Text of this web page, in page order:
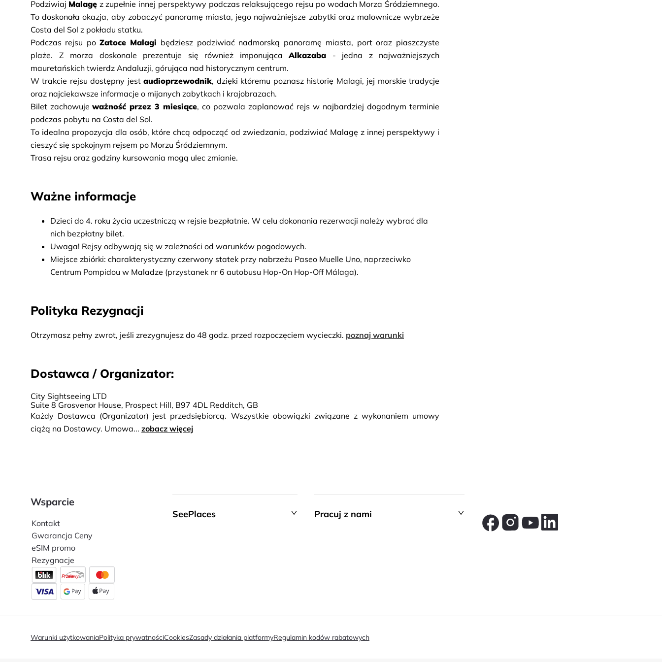
Podziwiaj Malagę z zupełnie innej perspektywy podczas relaksującego rejsu po wodach Morza Śródziemnego.
To doskonała okazja, aby zobaczyć panoramę miasta, jego najważniejsze zabytki oraz malownicze wybrzeże
Costa del Sol z pokładu statku.
Podczas rejsu po Zatoce Malagi będziesz podziwiać nadmorską panoramę miasta, port oraz piaszczyste
plaże. Z morza doskonale prezentuje się również imponująca Alkazaba - jedna z najważniejszych
mauretańskich twierdz Andaluzji, górująca nad historycznym centrum.
W trakcie rejsu dostępny jest audioprzewodnik, dzięki któremu poznasz historię Malagi, jej morskie tradycje
oraz najciekawsze informacje o mijanych zabytkach i krajobrazach.
Bilet zachowuje ważność przez 3 miesiące, co pozwala zaplanować rejs w najbardziej dogodnym terminie
podczas pobytu na Costa del Sol.
To idealna propozycja dla osób, które chcą odpocząć od zwiedzania, podziwiać Malagę z innej perspektywy i
cieszyć się spokojnym rejsem po Morzu Śródziemnym.
Trasa rejsu oraz godziny kursowania mogą ulec zmianie.
Ważne informacje
Dzieci do 4. roku życia uczestniczą w rejsie bezpłatnie. W celu dokonania rezerwacji należy wybrać dla
nich bezpłatny bilet.
Uwaga! Rejsy odbywają się w zależności od warunków pogodowych.
Miejsce zbiórki: charakterystyczny czerwony statek przy nabrzeżu Paseo Muelle Uno, naprzeciwko
Centrum Pompidou w Maladze (przystanek nr 6 autobusu Hop-On Hop-Off Málaga).
Polityka Rezygnacji
Otrzymasz pełny zwrot, jeśli zrezygnujesz do 48 godz. przed rozpoczęciem wycieczki. poznaj warunki
Dostawca / Organizator:
City Sightseeing LTD
Suite 8 Grosvenor House, Prospect Hill, B97 4DL Redditch, GB
Każdy Dostawca (Organizator) jest przedsiębiorcą. Wszystkie obowiązki związane z wykonaniem umowy
ciążą na Dostawcy. Umowa... zobacz więcej
Wsparcie
Kontakt
Gwarancja Ceny
eSIM promo
Rezygnacje
SeePlaces Pracuj z nami
Warunki użytkowaniaPolityka prywatnościCookiesZasady działania platformyRegulamin kodów rabatowych